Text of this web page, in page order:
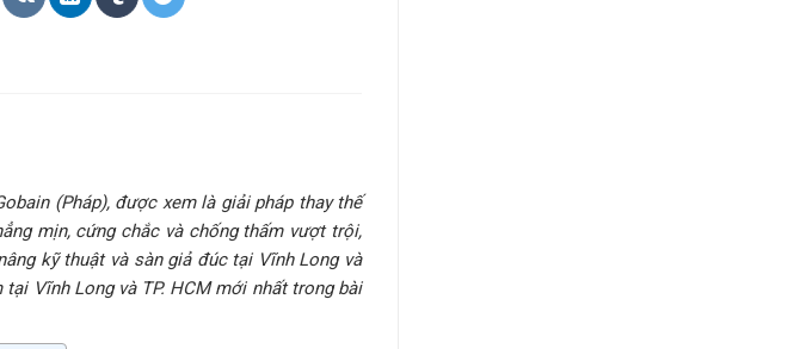
(Pháp), được xem là giải pháp thay thế
mịn, cứng chắc và chống thấm vượt trội,
kỹ thuật và sàn giả đúc tại Vĩnh Long và
Vĩnh Long và TP. HCM mới nhất trong bài